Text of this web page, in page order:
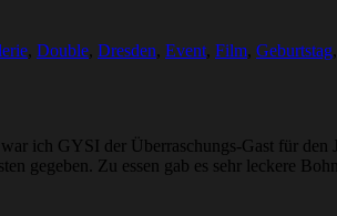
, Double, Dresden, Event, Film, Geburtstag,
ich GYSI der Überraschungs-Gast für
gegeben. Zu essen gab es sehr leckere